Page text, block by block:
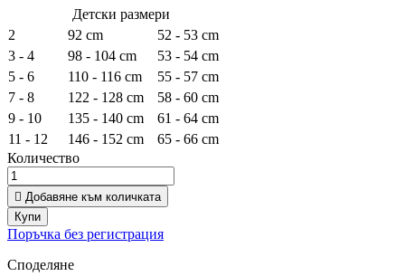
Детски размери
2
92 cm
52 - 53 cm
3 - 4
98 - 104 cm
53 - 54 cm
5 - 6
110 - 116 cm
55 - 57 cm
7 - 8
122 - 128 cm
58 - 60 cm
9 - 10
135 - 140 cm
61 - 64 cm
11 - 12
146 - 152 cm
65 - 66 cm
Количество
 Добавяне към количката
Купи
Поръчка без регистрация
Споделяне